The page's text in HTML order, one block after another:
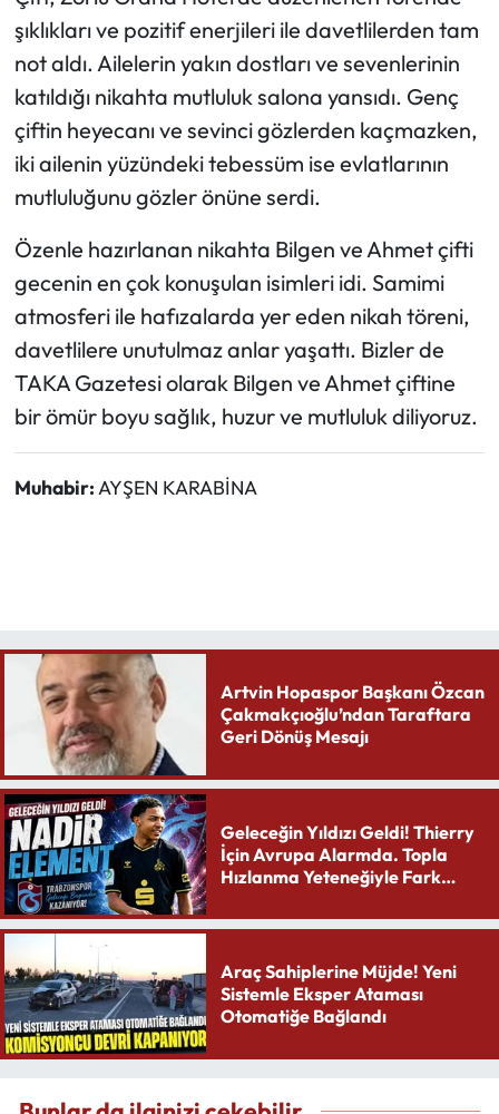
şıklıkları ve pozitif enerjileri ile davetlilerden tam
not aldı. Ailelerin yakın dostları ve sevenlerinin
katıldığı nikahta mutluluk salona yansıdı. Genç
çiftin heyecanı ve sevinci gözlerden kaçmazken,
iki ailenin yüzündeki tebessüm ise evlatlarının
mutluluğunu gözler önüne serdi.
Özenle hazırlanan nikahta Bilgen ve Ahmet çifti
gecenin en çok konuşulan isimleri idi. Samimi
atmosferi ile hafızalarda yer eden nikah töreni,
davetlilere unutulmaz anlar yaşattı. Bizler de
TAKA Gazetesi olarak Bilgen ve Ahmet çiftine
bir ömür boyu sağlık, huzur ve mutluluk diliyoruz.
Muhabir:AYŞEN KARABİNA
Artvin Hopaspor Başkanı Özcan
Çakmakçıoğlu’ndan Taraftara
Geri Dönüş Mesajı
Geleceğin Yıldızı Geldi! Thierry
İçin Avrupa Alarmda. Topla
Hızlanma Yeteneğiyle Fark
Araç Sahiplerine Müjde! Yeni
Sistemle Eksper Ataması
Otomatiğe Bağlandı